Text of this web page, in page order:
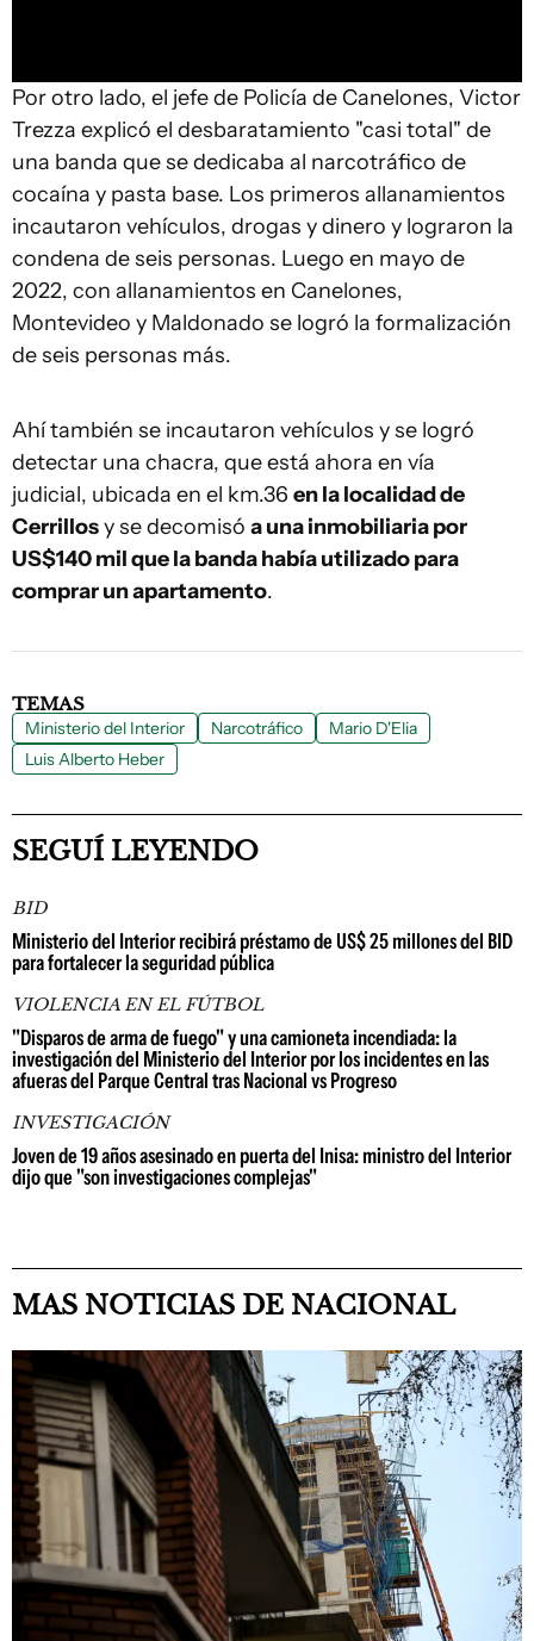
Por otro lado, el jefe de Policía de Canelones, Victor
Trezza explicó el desbaratamiento "casi total" de
una banda que se dedicaba al narcotráfico de
cocaína y pasta base. Los primeros allanamientos
incautaron vehículos, drogas y dinero y lograron la
condena de seis personas. Luego en mayo de
2022, con allanamientos en Canelones,
Montevideo y Maldonado se logró la formalización
de seis personas más.
Ahí también se incautaron vehículos y se logró
detectar una chacra, que está ahora en vía
judicial, ubicada en el km.36 en la localidad de
Cerrillosy se decomisó a una inmobiliaria por
US$140 mil que la banda había utilizado para
comprar un apartamento.
TEMAS
Ministerio del Interior Narcotráfico
Mario D'Elia
Luis Alberto Heber
SEGUÍ LEYENDO
BID
Ministerio del Interior recibirá préstamo de US$ 25 millones del BID
para fortalecer la seguridad pública
VIOLENCIA EN EL FÚTBOL
"Disparos de arma de fuego" y una camioneta incendiada: la
investigación del Ministerio del Interior por los incidentes en las
afueras del Parque Central tras Nacional vs Progreso
INVESTIGACIÓN
Joven de 19 años asesinado en puerta del Inisa: ministro del Interior
dijo que "son investigaciones complejas"
MAS NOTICIAS DE NACIONAL